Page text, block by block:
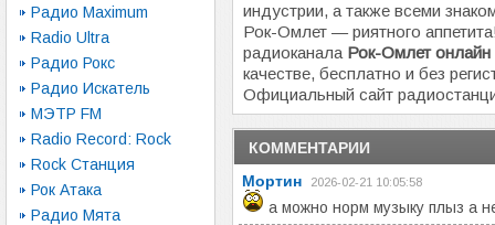
Радио Maximum
Radio Ultra
Радио Рокс
Радио Искатель
МЭТР FM
Radio Record: Rock
Rock Станция
Рок Атака
Радио Мята
индустрии, а также всеми
Рок-Омлет — риятного
радиоканала Рок-Омлет онлайн
качестве, бесплатно и без
Официальный сайт
КОММЕНТАРИИ
Мортин
2026-02-21 10:05:58
а можно норм музыку плыз а